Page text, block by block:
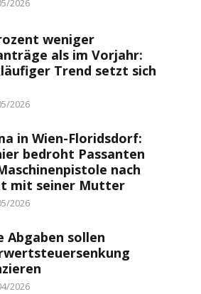
2026
weniger
als im Vorjahr:
Trend setzt sich
2026
in Wien-Floridsdorf:
bedroht Passanten
nach
mit seiner Mutter
2026
Abgaben sollen
2026